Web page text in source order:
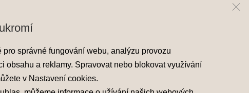
Nové skladové vozy
vozy
nabídky
správné fungování webu, analýzu provozu
obsahu a reklamy. Spravovat nebo blokovat využívání
v Nastavení cookies.